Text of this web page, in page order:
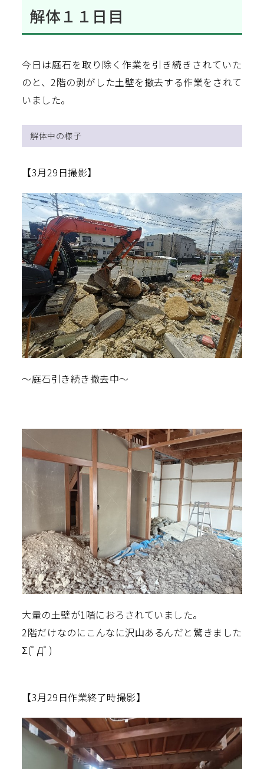
解体１１日目
今日は庭石を取り除く作業を引き続きされていた
のと、2階の剥がした土壁を撤去する作業をされて
いました。
解体中の様子
【3月29日撮影】
～庭石引き続き撤去中～
大量の土壁が1階におろされていました。
2階だけなのにこんなに沢山あるんだと驚きました
Σ(ﾟДﾟ)
【3月29日作業終了時撮影】